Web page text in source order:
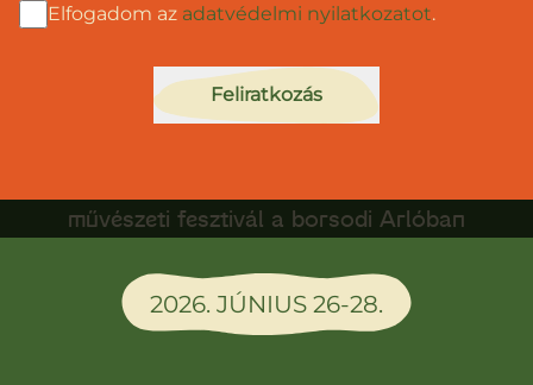
Elfogadom az adatvédelmi nyilatkozatot.
Feliratkozás
művészeti fesztivál a borsodi Arlóban
2026. JÚNIUS 26-28.